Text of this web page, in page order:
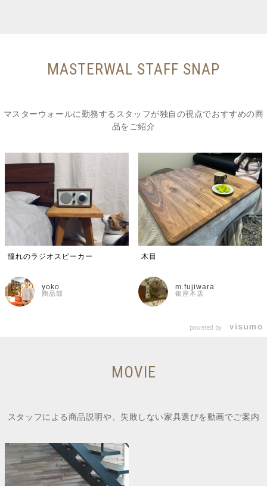
MASTERWAL STAFF SNAP
マスターウォールに勤務するスタッフが独自の視点でおすすめの商
品をご紹介
憧れのラジオスピーカー
商品部
yoko
木目
銀座本店
m.fujiwara
powered by
MOVIE
スタッフによる商品説明や、失敗しない家具選びを動画でご案内